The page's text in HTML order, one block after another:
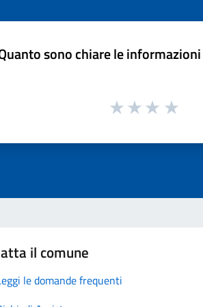
sono chiare le
il comune
le domande frequenti